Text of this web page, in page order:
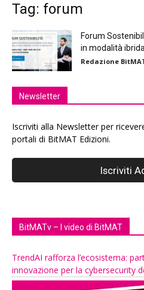
Tag: forum
Forum
in modalità ibrida
Redazione
Newsletter
Iscriviti alla Newsletter per
portali di BitMAT Edizioni.
BitMATv – I video di BitMAT
TrendAI rafforza l’ecosistema:
innovazione per la cybersecurity